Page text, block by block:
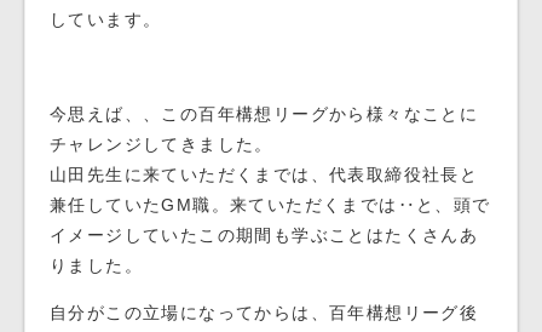
しています。
今思えば、、この百年構想リーグから様々なことに
チャレンジしてきました。
山田先生に来ていただくまでは、代表取締役社長と
兼任していたGM職。来ていただくまでは‥と、頭で
イメージしていたこの期間も学ぶことはたくさんあ
りました。
自分がこの立場になってからは、百年構想リーグ後